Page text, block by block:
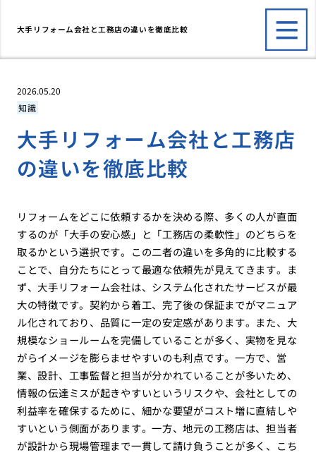
大手リフォーム会社と工務店の違いを徹底比較
2026.05.20
知識
大手リフォーム会社と工務店
の違いを徹底比較
リフォームをどこに依頼するかを決める際、多くの人が直面
するのが「大手の安心感」と「工務店の柔軟性」のどちらを
取るかという選択です。この二者の違いを多角的に比較する
ことで、自分たちにとって最適な依頼先が見えてきます。ま
ず、大手リフォーム会社は、システム化されたサービスが最
大の特徴です。契約から着工、完了後の保証までがマニュア
ル化されており、品質に一定の安定感があります。また、大
規模なショールームを完備していることが多く、実物を見な
がらイメージを膨らませやすいのも利点です。一方で、営
業、設計、工事監督と担当が分かれていることが多いため、
情報の伝達ミスが起きやすいというリスクや、会社としての
利益率を確保するために、細かな要望がコスト増に直結しや
すいという側面があります。一方、地元の工務店は、担当者
が設計から現場管理まで一貫して請け負うことが多く、こち